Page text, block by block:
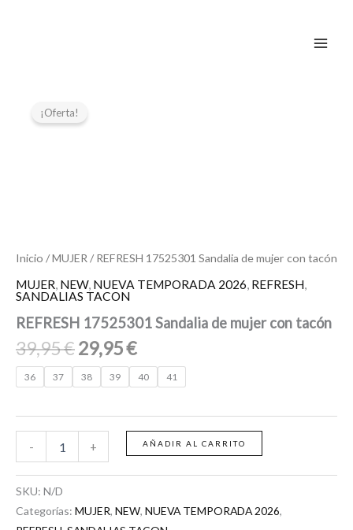
¡Oferta!
Inicio /MUJER / REFRESH 17525301 Sandalia de mujer con tacón
MUJER, NEW, NUEVA TEMPORADA 2026, REFRESH,
SANDALIAS TACON
REFRESH 17525301 Sandalia de mujer con tacón
39,95€29,95€
36 37 38 39 40 41
-
17525301
Sandalia
+ AÑADIR AL CARRITO
SKU: N/D
Categorías: MUJER, NEW, NUEVA TEMPORADA 2026,